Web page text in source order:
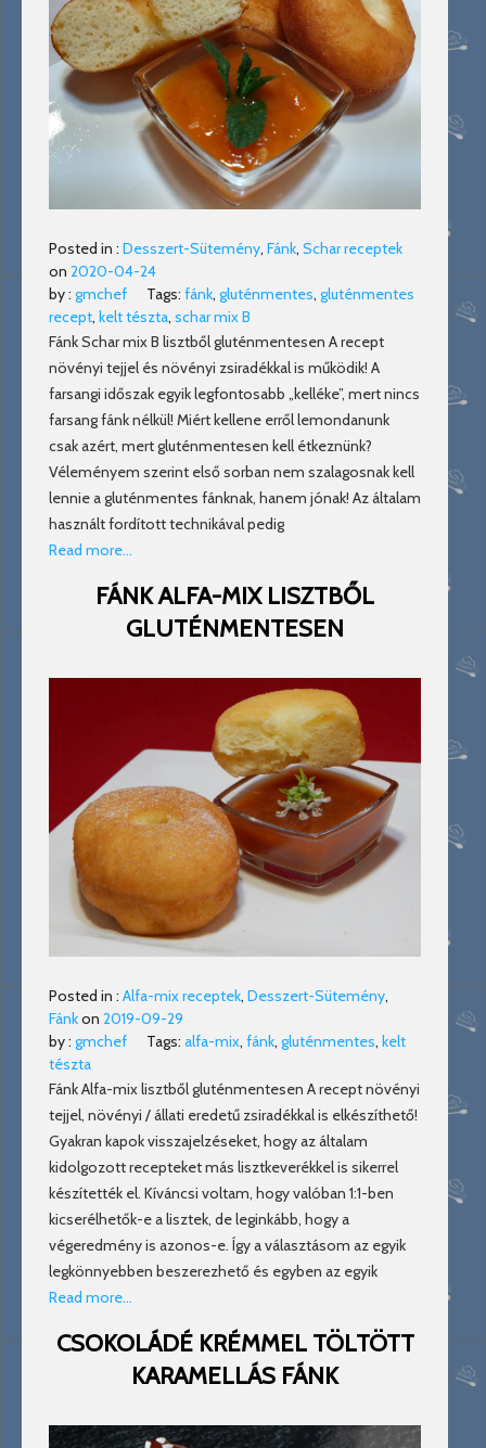
Posted in : Desszert-Sütemény, Fánk, Schar receptek
on 2020-04-24
by : gmchef Tags: fánk, gluténmentes, gluténmentes
recept, kelt tészta, schar mix B
Fánk Schar mix B lisztből gluténmentesen A recept
növényi tejjel és növényi zsiradékkal is működik! A
farsangi időszak egyik legfontosabb „kelléke”, mert nincs
farsang fánk nélkül! Miért kellene erről lemondanunk
csak azért, mert gluténmentesen kell étkeznünk?
Véleményem szerint első sorban nem szalagosnak kell
lennie a gluténmentes fánknak, hanem jónak! Az általam
használt fordított technikával pedig
Read more…
FÁNK ALFA-MIX LISZTBŐL
GLUTÉNMENTESEN
Posted in : Alfa-mix receptek, Desszert-Sütemény,
Fánkon 2019-09-29
by : gmchef Tags: alfa-mix, fánk, gluténmentes, kelt
tészta
Fánk Alfa-mix lisztből gluténmentesen A recept növényi
tejjel, növényi / állati eredetű zsiradékkal is elkészíthető!
Gyakran kapok visszajelzéseket, hogy az általam
kidolgozott recepteket más lisztkeverékkel is sikerrel
készítették el. Kíváncsi voltam, hogy valóban 1:1-ben
kicserélhetők-e a lisztek, de leginkább, hogy a
végeredmény is azonos-e. Így a választásom az egyik
legkönnyebben beszerezhető és egyben az egyik
Read more…
CSOKOLÁDÉ KRÉMMEL TÖLTÖTT
KARAMELLÁS FÁNK